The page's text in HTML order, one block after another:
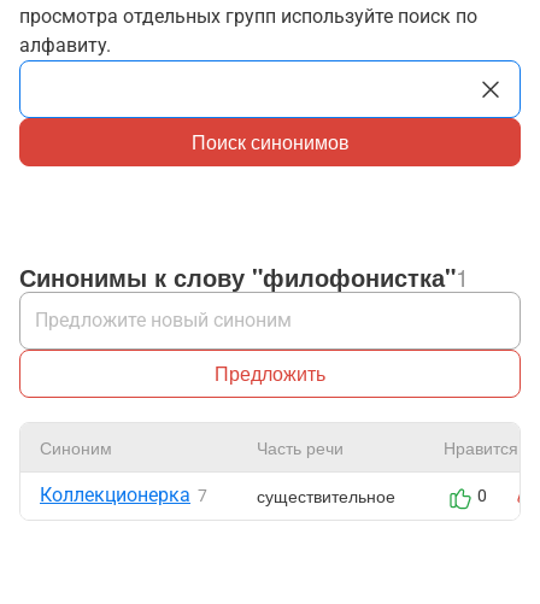
просмотра отдельных групп используйте поиск по
алфавиту.
Поиск синонимов
Синонимы к слову "филофонистка"1
Предложить
Синоним Часть речи Нравится
Коллекционерка 7 существительное 0